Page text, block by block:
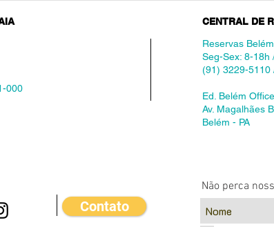
000
CENTRAL DE
Reservas
Seg-Sex: 8-18h
(91) 3229-
Ed. Belém
Av. Magalhães
Belém - PA
Contato
Não perca